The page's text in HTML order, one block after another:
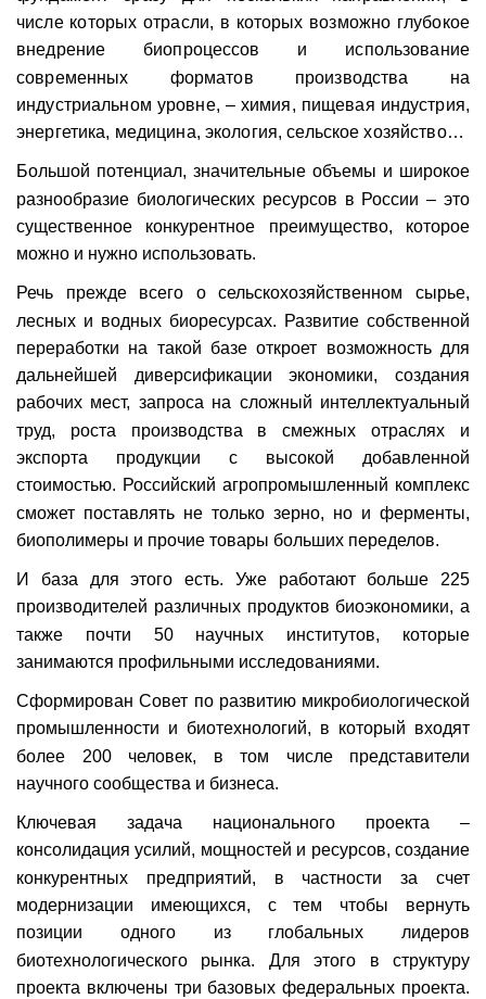
числе которых отрасли, в которых возможно глубокое
внед­рение биопроцессов и использование
современных форматов производства на
индустриальном уровне, – химия, пищевая индустрия,
энергетика, медицина, экология, сельское хозяйство…
Большой потенциал, значительные объемы и широкое
разнообразие биологических ресурсов в России – это
существенное конкурентное преимущество, которое
можно и нужно использовать.
Речь прежде всего о сельскохозяйственном сырье,
лесных и водных биоресурсах. Развитие собственной
переработки на такой базе откроет возможность для
дальнейшей диверсификации экономики, создания
рабочих мест, запроса на сложный интеллектуальный
труд, роста производства в смежных отраслях и
экспорта продукции с высокой добавленной
стоимостью. Российский агропромышленный комплекс
сможет поставлять не только зерно, но и ферменты,
биополимеры и прочие товары больших переделов.
И база для этого есть. Уже работают больше 225
производителей различных продуктов биоэкономики, а
также почти 50 научных институтов, которые
занимаются профильными исследованиями.
Сформирован Совет по развитию микробиологической
промышленности и биотехнологий, в который входят
более 200 человек, в том числе представители
научного сообщества и бизнеса.
Ключевая задача национального проекта –
консолидация усилий, мощностей и ресурсов, создание
конкурентных предприятий, в частности за счет
модернизации имеющихся, с тем чтобы вернуть
позиции одного из глобальных лидеров
биотехнологического рынка. Для этого в структуру
проекта включены три базовых федеральных проекта.